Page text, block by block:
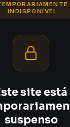
INDISPONÍVEL
site está
suspenso